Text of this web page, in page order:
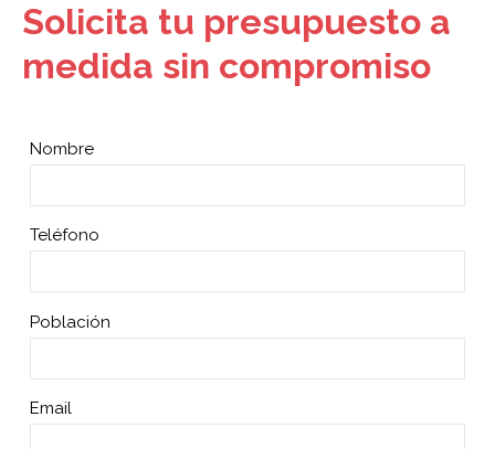
Solicita tu presupuesto a
medida sin compromiso
Nombre
Teléfono
Población
Email